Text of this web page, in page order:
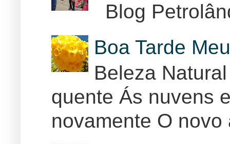
Blog
Boa Tarde
Beleza
quente Ás nuvens
novamente O